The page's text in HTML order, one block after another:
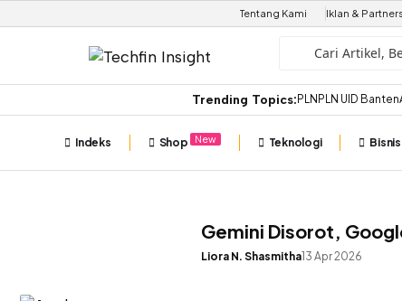
Tentang Kami Iklan &
Trending Topics: PLN PLN UID Banten
Indeks Shop New Teknologi Bisnis
Gemini Disorot,
Liora N. Shasmitha13 Apr 2026